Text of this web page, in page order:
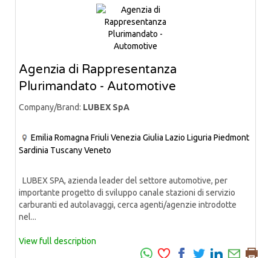
Agenzia di Rappresentanza
Plurimandato - Automotive
Company/Brand: LUBEX SpA
Emilia Romagna Friuli Venezia Giulia Lazio Liguria Piedmont
Sardinia TuscanyVeneto
LUBEX SPA, azienda leader del settore automotive, per
importante progetto di sviluppo canale stazioni di servizio
carburanti ed autolavaggi, cerca agenti/agenzie introdotte
nel...
View full description